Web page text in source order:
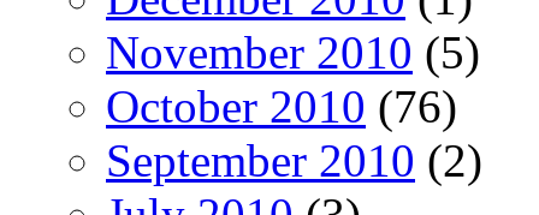
November 2010 (5)
October 2010 (76)
September 2010 (2)